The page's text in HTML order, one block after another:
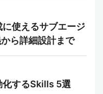
使えるサブエージ
ら詳細設計まで
するSkills 5選